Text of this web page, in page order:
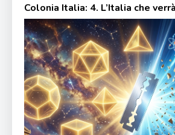
Colonia Italia: 4. L’Italia che